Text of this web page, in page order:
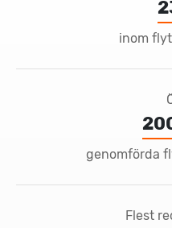
inom
genomförda
Flest